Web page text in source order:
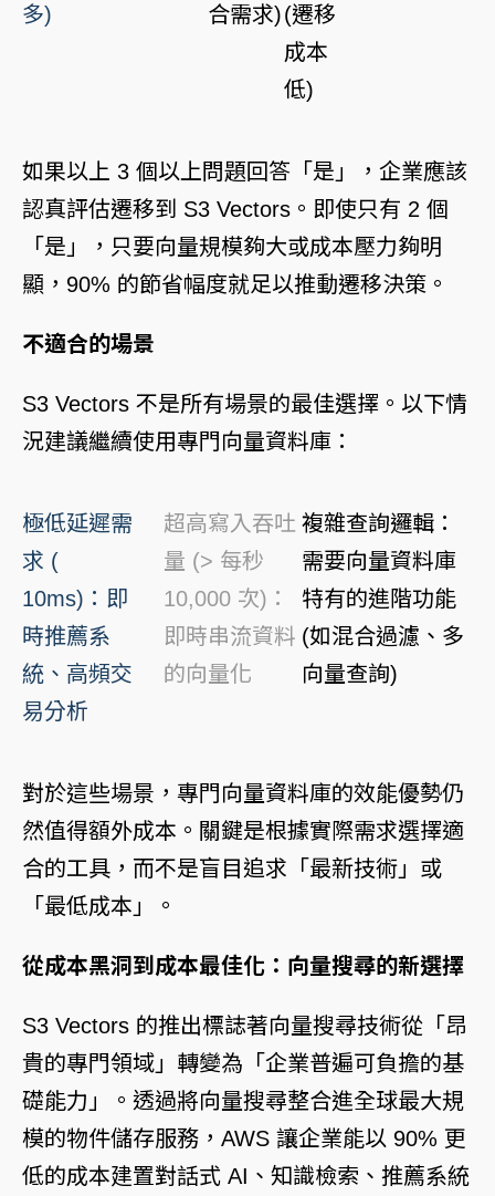
多)
合需求)(遷移
成本
低)
如果以上 3 個以上問題回答「是」，企業應該
認真評估遷移到 S3 Vectors。即使只有 2 個
「是」，只要向量規模夠大或成本壓力夠明
顯，90% 的節省幅度就足以推動遷移決策。
不適合的場景
S3 Vectors 不是所有場景的最佳選擇。以下情
況建議繼續使用專門向量資料庫：
極低延遲需
求 (
10ms)：即
時推薦系
統、高頻交
易分析
超高寫入吞吐
量 (> 每秒
10,000 次)：
即時串流資料
的向量化
複雜查詢邏輯：
需要向量資料庫
特有的進階功能
(如混合過濾、多
向量查詢)
對於這些場景，專門向量資料庫的效能優勢仍
然值得額外成本。關鍵是根據實際需求選擇適
合的工具，而不是盲目追求「最新技術」或
「最低成本」。
從成本黑洞到成本最佳化：向量搜尋的新選擇
S3 Vectors 的推出標誌著向量搜尋技術從「昂
貴的專門領域」轉變為「企業普遍可負擔的基
礎能力」。透過將向量搜尋整合進全球最大規
模的物件儲存服務，AWS 讓企業能以 90% 更
低的成本建置對話式 AI、知識檢索、推薦系統